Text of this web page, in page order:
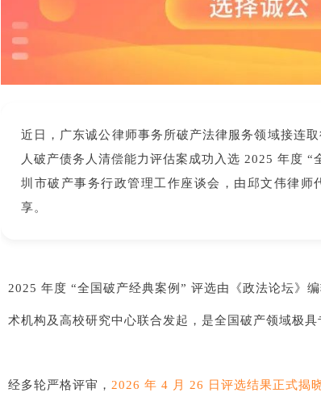
近日，广东诚公律师事务所破产法律服务领域接连
人破产债务人清偿能力评估案成功入选 2025 年度 “
圳市破产事务行政管理工作座谈会，由邱文伟律师
享。
2025 年度 “全国破产经典案例” 评选由《政法论坛》
术机构及高校研究中心联合发起，是全国破产领域极具
经多轮严格评审， 2026 年 4 月 26 日评选结果正式揭